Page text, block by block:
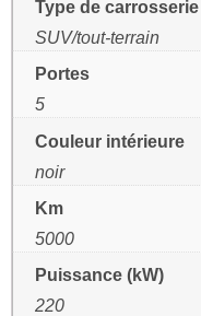
Type de carrosserie
SUV/tout-terrain
Portes
5
Couleur intérieure
noir
Km
5000
Puissance (kW)
220